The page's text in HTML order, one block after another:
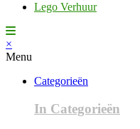
Lego Verhuur
×
Menu
Categorieën
In Categorieën